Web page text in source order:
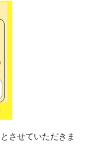
させていただきま